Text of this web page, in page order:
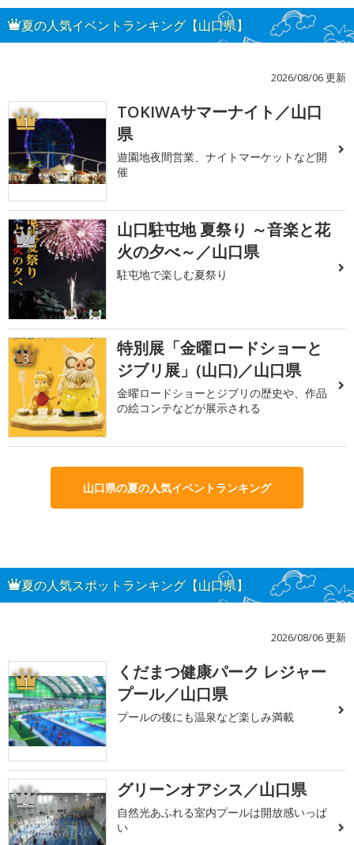
夏の人気イベントランキング【山口県】
2026/08/06 更新
1
TOKIWAサマーナイト／山口
県
遊園地夜間営業、ナイトマーケットなど開
催
2
山口駐屯地 夏祭り ～音楽と花
火の夕べ～／山口県
駐屯地で楽しむ夏祭り
3
特別展「金曜ロードショーと
ジブリ展」(山口)／山口県
金曜ロードショーとジブリの歴史や、作品
の絵コンテなどが展示される
山口県の夏の人気イベントランキング
夏の人気スポットランキング【山口県】
2026/08/06 更新
1
くだまつ健康パーク レジャー
プール／山口県
プールの後にも温泉など楽しみ満載
2 グリーンオアシス／山口県
自然光あふれる室内プールは開放感いっぱ
い